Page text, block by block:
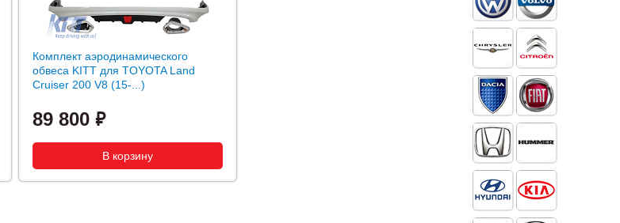
Комплект аэродинамического
обвеса KITT для TOYOTA Land
Cruiser 200 V8 (15-...)
89 800